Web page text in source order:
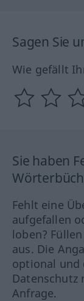
Sagen Sie
Wie gefällt
Sie haben
Fehlt eine
aufgefallen
loben?
aus. Die
optional und
Datenschutz
Anfrage.